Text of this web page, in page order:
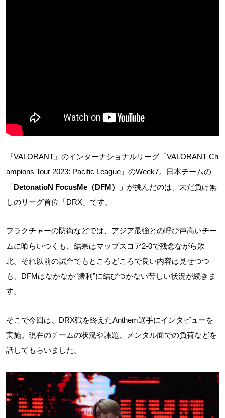
『VALORANT』のインターナショナルリーグ「VALORANT Ch
ampions Tour 2023: Pacific League」のWeek7。日本チームの
「DetonatioN FocusMe（DFM）」 が挑んだのは、未だ負け無
しのリーグ首位「DRX」です。
フラクチャーの防衛などでは、アジア最強との呼び声高いチー
ムに喰らいつくも、結果はマップスコア2-0で残念ながら敗
北。それ以前の試合でもところどころで良い内容は見せつつ
も、DFMはなかなか“勝利”に結びつかない苦しい状況が続きま
す。
そこで今回は、DRX戦を終えたAnthem選手にインタビューを
実施。現在のチームの状況や課題、メンタル面での負荷などを
話してもらいました。